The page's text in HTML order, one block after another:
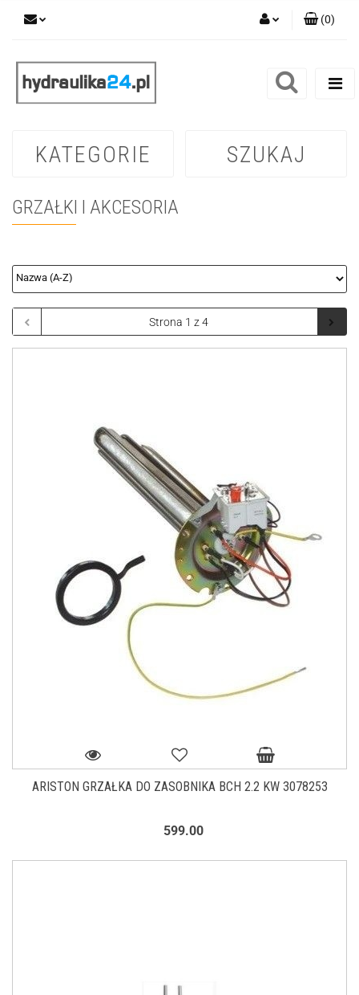
Zarejestruj się
(0)
KATEGORIE SZUKAJ
GRZAŁKI I AKCESORIA
ARISTON GRZAŁKA DO ZASOBNIKA BCH 2.2 KW 3078253
599.00